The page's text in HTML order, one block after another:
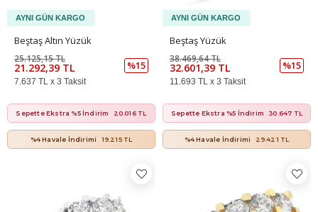
Beştaş Altın Yüzük
21.292,39 TL
25.125,15 TL
%15
7.637 TL x 3 Taksit
Sepette Ekstra %5 İndirim 20.016 TL
%4 Havale İndirimi 19.215 TL
Beştaş Yüzük
32.601,39 TL
38.469,64 TL
%15
11.693 TL x 3 Taksit
Sepette Ekstra %5 İndirim 30.647 TL
%4 Havale İndirimi 29.421 TL